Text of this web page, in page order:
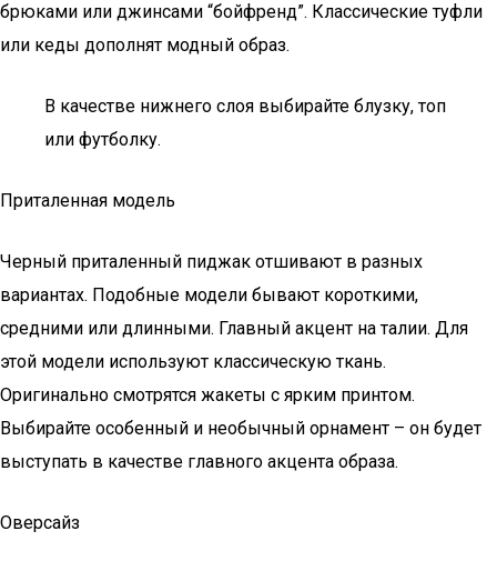
брюками или джинсами “бойфренд”. Классические туфли
или кеды дополнят модный образ.
В качестве нижнего слоя выбирайте блузку, топ
или футболку.
Приталенная модель
Черный приталенный пиджак отшивают в разных
вариантах. Подобные модели бывают короткими,
средними или длинными. Главный акцент на талии. Для
этой модели используют классическую ткань.
Оригинально смотрятся жакеты с ярким принтом.
Выбирайте особенный и необычный орнамент – он будет
выступать в качестве главного акцента образа.
Оверсайз